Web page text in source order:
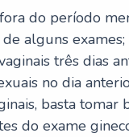
do período
alguns exames;
três dias
no dia
basta tomar
do exame